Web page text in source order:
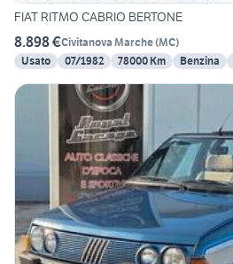
FIAT RITMO CABRIO BERTONE
8.898 €Civitanova Marche(MC)
Usato
07/1982 78000 Km Benzina